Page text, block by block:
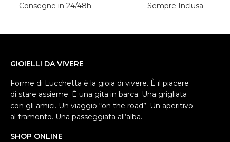
Consegne in 24/48h Sempre Inclusa
GIOIELLI DA VIVERE
Forme di Lucchetta è la gioia di vivere. È il piacere
di stare assieme. È una gita in barca. Una grigliata
con gli amici. Un viaggio “on the road”. Un aperitivo
al tramonto. Una passeggiata all’alba.
SHOP ONLINE